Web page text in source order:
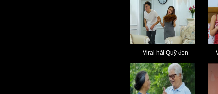
Viral hài Quỹ đen